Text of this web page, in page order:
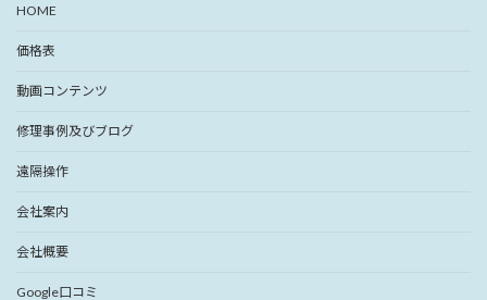
HOME
価格表
動画コンテンツ
修理事例及びブログ
遠隔操作
会社案内
会社概要
Google口コミ